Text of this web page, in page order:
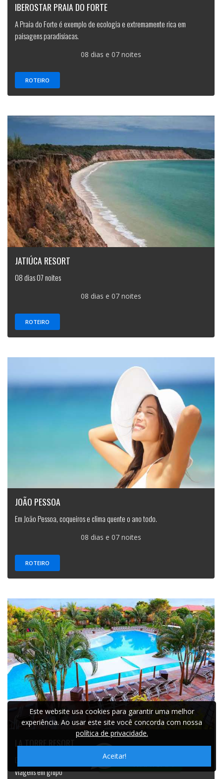
IBEROSTAR PRAIA DO FORTE
A Praia do Forte é exemplo de ecologia e extremamente rica em
paisagens paradisíacas.
08 dias e 07 noites
ROTEIRO
JATIÚCA RESORT
08 dias 07 noites
08 dias e 07 noites
ROTEIRO
JOÃO PESSOA
Em João Pessoa, coqueiros e clima quente o ano todo.
08 dias e 07 noites
ROTEIRO
LA TORRE RESORT
Destino preferido pelos turistas desde 1500. Ideal para formaturas e
viagens em grupo
Este website usa cookies para garantir uma melhor
experiência. Ao usar este site você concorda com nossa
política de privacidade.
Aceitar!